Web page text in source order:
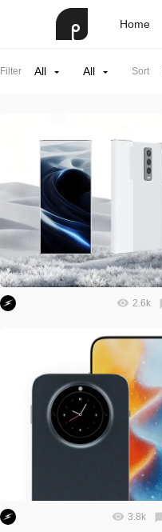
Home
Filter All All Sort
2.6k
3.8k